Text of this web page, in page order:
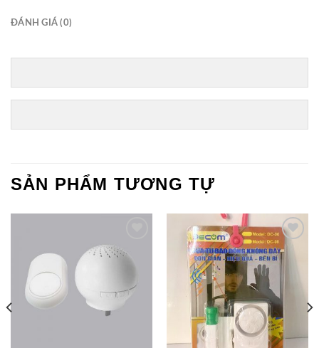
ĐÁNH GIÁ (0)
SẢN PHẨM TƯƠNG TỰ
Add to
Wishlist
Add to
Wishlist